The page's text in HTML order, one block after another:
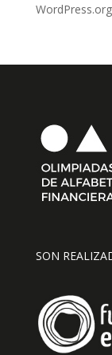
WordPress.org
SON